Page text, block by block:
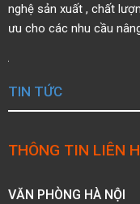
nghệ sản xuất , chất
ưu cho các nhu cầu
TIN TỨC
THÔNG TIN LIÊN
VĂN PHÒNG HÀ NỘI